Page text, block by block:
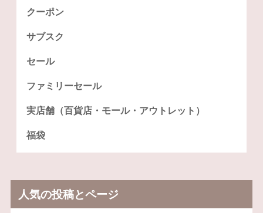
クーポン
サブスク
セール
ファミリーセール
実店舗（百貨店・モール・アウトレット）
福袋
人気の投稿とページ